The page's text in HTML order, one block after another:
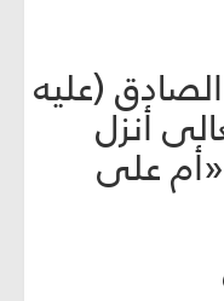
الصادق (عليه
أنزل
على